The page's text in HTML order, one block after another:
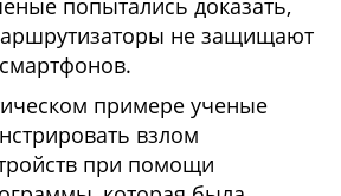
попытались доказать,
не защищают
примере ученые
взлом
при помощи